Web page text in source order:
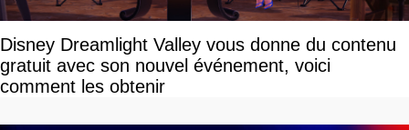
Disney Dreamlight Valley vous donne du contenu
gratuit avec son nouvel événement, voici
comment les obtenir